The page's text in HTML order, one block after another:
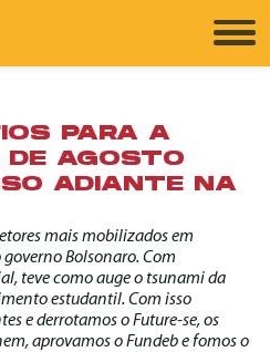
PARA A
DE AGOSTO
ADIANTE NA
mais mobilizados em
Bolsonaro. Com
teve como auge o tsunami da
estudantil. Com isso
e derrotamos o Future-se, os
aprovamos o Fundeb e fomos o